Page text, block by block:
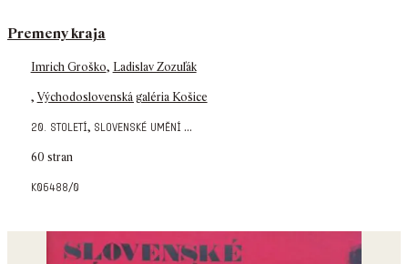
Premeny kraja
Imrich Groško, Ladislav Zozuľák
, Východoslovenská galéria Košice
20. století, slovenské umění ...
60 stran
k06488/0